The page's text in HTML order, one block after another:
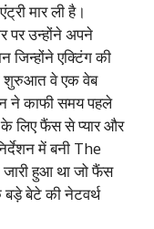
मार ली है।
पर उन्होंने अपने
एक्टिंग की
शुरुआत वे एक वेब
ने काफी समय पहले
लिए फैंस से प्यार और
में बनी The
हुआ था जो फैंस
बेटे की नेटवर्थ